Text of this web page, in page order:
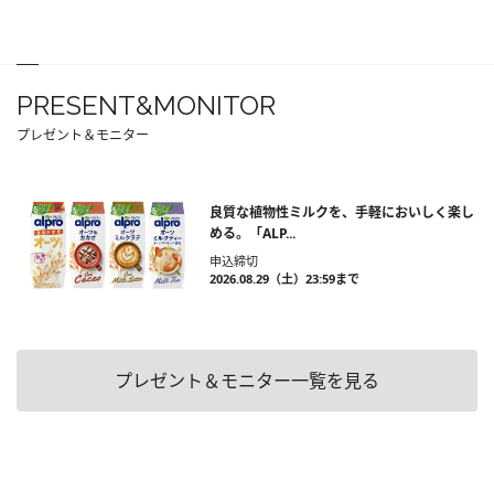
PRESENT&MONITOR
プレゼント＆モニター
良質な植物性ミルクを、手軽においしく楽し
める。「ALP...
申込締切
2026.08.29（土）23:59まで
プレゼント＆モニター一覧を見る